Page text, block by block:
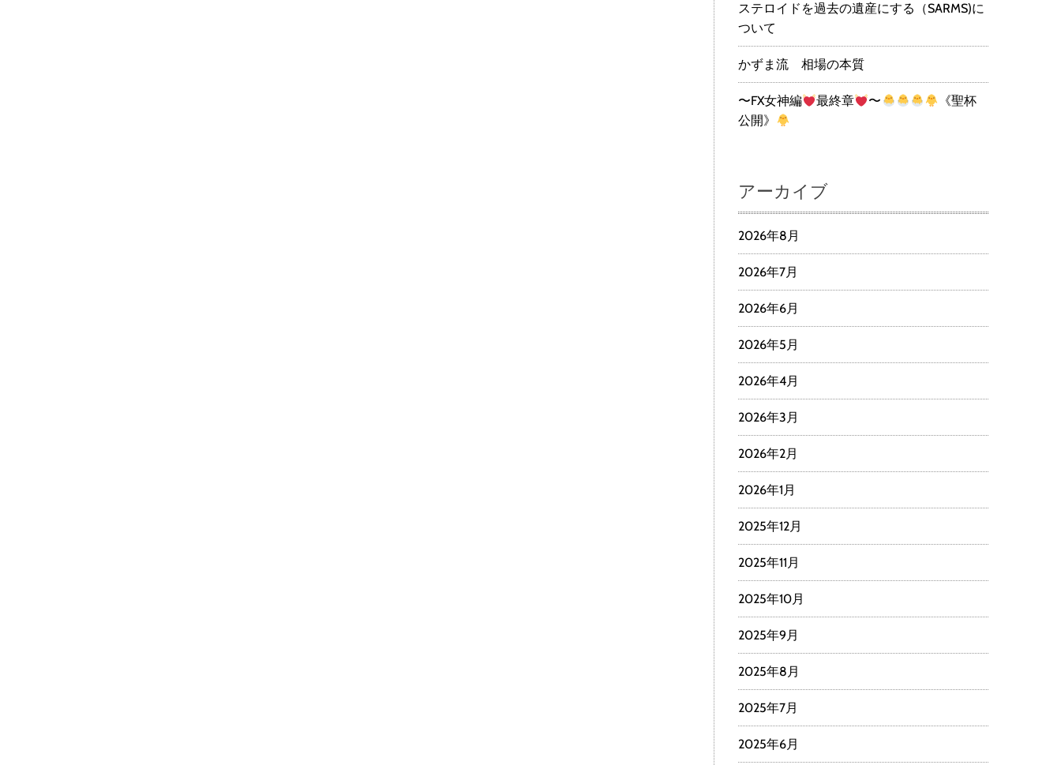
ステロイドを過去の遺産にする（SARMS)に
ついて
かずま流 相場の本質
〜FX女神編 最終章 〜
《聖杯
公開》
アーカイブ
2026年8月
2026年7月
2026年6月
2026年5月
2026年4月
2026年3月
2026年2月
2026年1月
2025年12月
2025年11月
2025年10月
2025年9月
2025年8月
2025年7月
2025年6月